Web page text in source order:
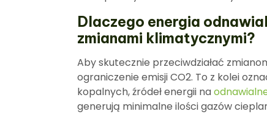
Dlaczego energia
zmianami klimatycznymi?
Aby skutecznie przeciwdziałać
ograniczenie emisji CO2. To z kolei
kopalnych, źródeł energii na
generują minimalne ilości gazów